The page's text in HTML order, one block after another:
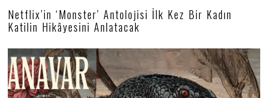
Netflix’in ‘Monster’ Antolojisi İlk Kez Bir Kadın
Katilin Hikâyesini Anlatacak